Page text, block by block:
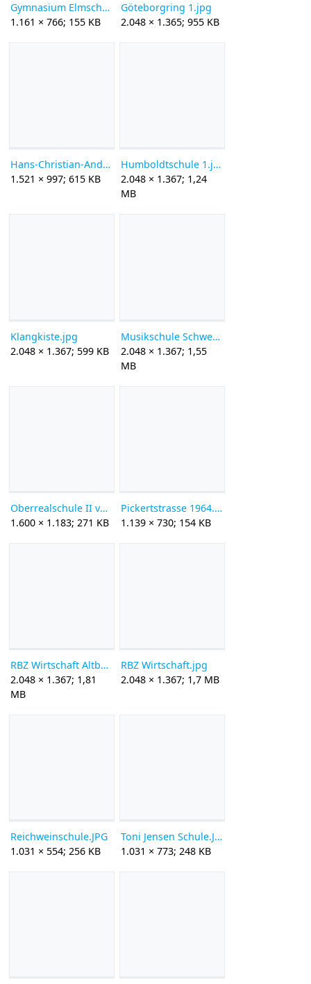
Gymnasium Elmschenhagen.jpg
1.161 × 766; 155 KB
Göteborgring 1.jpg
2.048 × 1.365; 955 KB
Hans-Christian-Andersen-Schule Einweihung 13 Mai 1958 Sign-Nr 14633.jpg
1.521 × 997; 615 KB
Humboldtschule 1.jpg
2.048 × 1.367; 1,24
MB
Klangkiste.jpg
2.048 × 1.367; 599 KB
Musikschule Schwedendamm.jpg
2.048 × 1.367; 1,55
MB
Oberrealschule II vom Rondeel.jpg
1.600 × 1.183; 271 KB
Pickertstrasse 1964.jpg
1.139 × 730; 154 KB
RBZ Wirtschaft Altbau.jpg
2.048 × 1.367; 1,81
MB
RBZ Wirtschaft.jpg
2.048 × 1.367; 1,7 MB
Reichweinschule.JPG
1.031 × 554; 256 KB
Toni Jensen Schule.JPG
1.031 × 773; 248 KB